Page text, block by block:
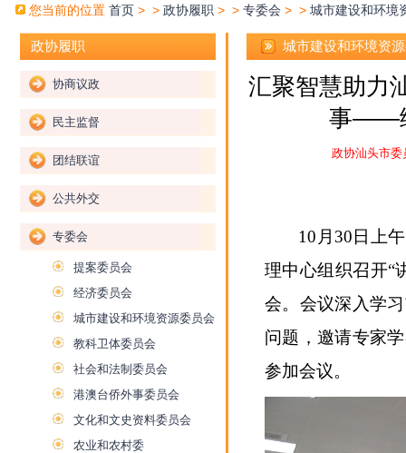
您当前的位置 首页 > > 政协履职 > > 专委会 > > 城市建设和环境
政协履职
协商议政
民主监督
团结联谊
公共外交
专委会
提案委员会
经济委员会
城市建设和环境资源委员会
教科卫体委员会
社会和法制委员会
港澳台侨外事委员会
文化和文史资料委员会
农业和农村委
城市建设和环境资
汇聚智慧助力
事——
政协汕头市委
10月30日上
理中心组织召开
会。会议深入学
问题，邀请专家
参加会议。